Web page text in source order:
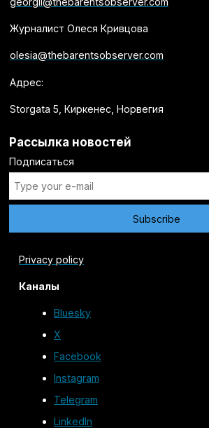
Журналист Олеся Кривцова
olesia@thebarentsobserver.com
Адрес:
Storgata 5, Киркенес, Норвегия
Рассылка новостей
Подписаться
Privacy policy
Каналы
Bluesky
X
Facebook
Instagram
Telegram
LinkedIn